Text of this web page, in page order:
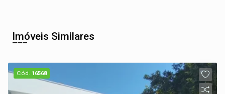
Imóveis Similares
Cód. 16568